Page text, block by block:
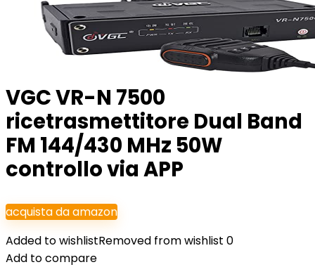
VGC VR-N 7500
ricetrasmettitore Dual Band
FM 144/430 MHz 50W
controllo via APP
acquista da amazon
Added to wishlistRemoved from wishlist 0
Add to compare